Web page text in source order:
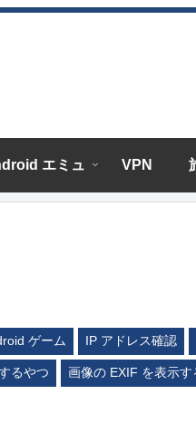
エミュ VPN
ゲーム IP アドレス確認
るやつ 画像の EXIF を表示す